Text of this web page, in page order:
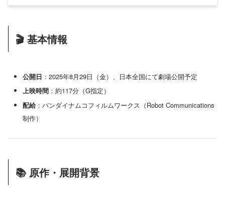
🎬 基本情報
公開日 ：2025年8月29日（金）、日本全国にて劇場公開予定
上映時間：約117分（G指定）
配給：バンダイナムコフィルムワークス（Robot Communications
制作）
📚 原作・展開背景